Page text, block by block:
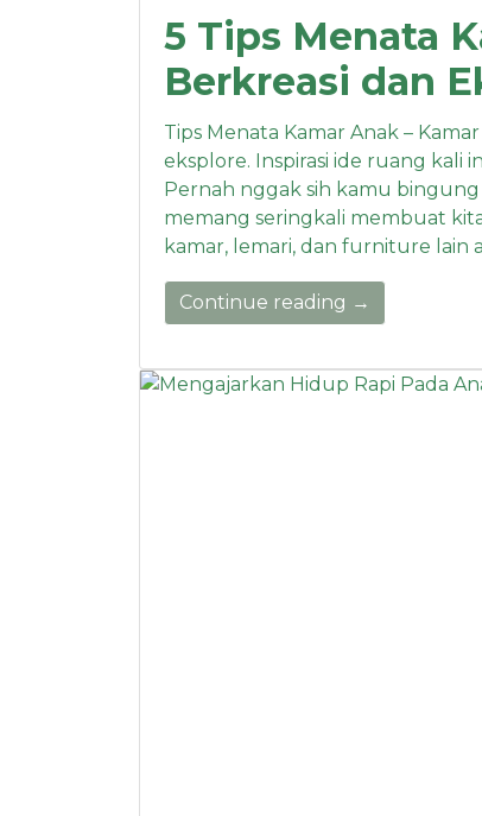
5 Tips Menata
Berkreasi dan
Tips Menata Kamar Anak –
eksplore. Inspirasi ide ruang kali
Pernah nggak sih kamu
memang seringkali membuat
kamar, lemari, dan furniture lain
Continue reading →